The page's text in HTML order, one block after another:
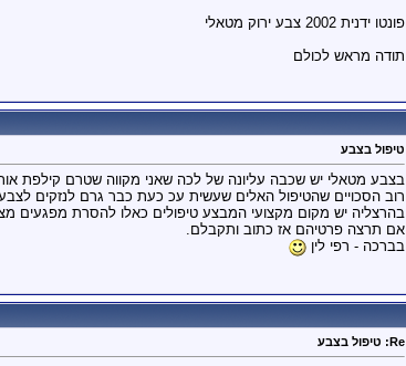
פונטו ידנית 2002 צבע ירוק מטאלי
תודה מראש לכולם
טיפול בצבע
בצבע מטאלי יש שכבה עליונה של לכה שאני מקווה שטרם קילפת
רוב הסכויים שהטיפול האלים שעשית עכ כעת כבר גרם לנזקים
בהרצליה יש מקום מקצועי המבצע טיפולים כאלו להסרת מפגעים
אם תרצה פרטיהם אז כתוב ותקבלם.
בברכה - רפי לין
Re: טיפול בצבע